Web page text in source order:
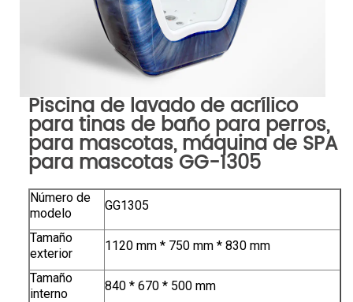
Piscina de lavado de acrílico
para tinas de baño para perros,
para mascotas, máquina de SPA
para mascotas GG-1305
Número de
modelo
GG1305
Tamaño
exterior
1120 mm * 750 mm * 830 mm
Tamaño
interno
840 * 670 * 500 mm